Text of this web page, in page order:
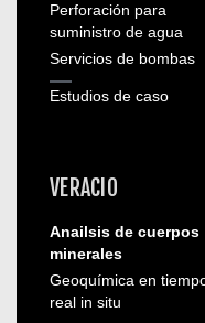
Perforación para
suministro de agua
Servicios de bombas
Estudios de caso
VERACIO
Anailsis de cuerpos
minerales
Geoquímica en
real in situ